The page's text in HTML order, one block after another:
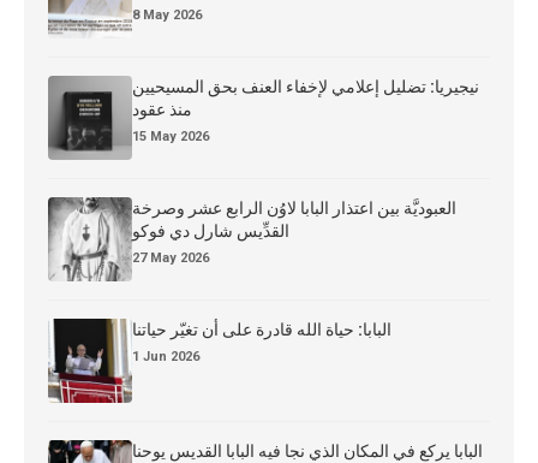
8 May 2026
نيجيريا: تضليل إعلامي لإخفاء العنف بحق المسيحيين
منذ عقود
15 May 2026
العبوديَّة بين اعتذار البابا لاوُن الرابع عشر وصرخة
القدِّيس شارل دي فوكو
27 May 2026
البابا: حياة الله قادرة على أن تغيّر حياتنا
1 Jun 2026
البابا يركع في المكان الذي نجا فيه البابا القديس يوحنا